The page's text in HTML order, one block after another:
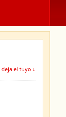
deja el tuyo ↓